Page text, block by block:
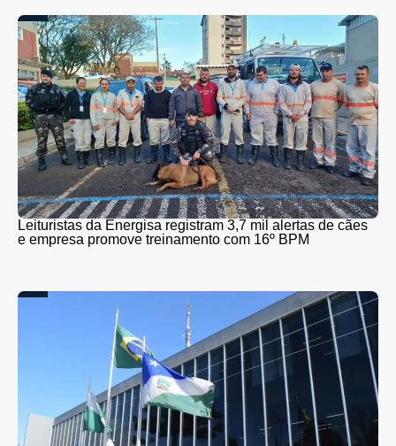
Leituristas da Energisa registram 3,7 mil alertas de cães
e empresa promove treinamento com 16º BPM